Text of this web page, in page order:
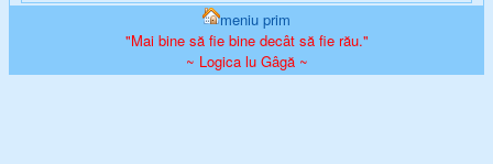
meniu prim
"Mai bine să fie bine decât să fie rău."
~ Logica lu Gâgă ~